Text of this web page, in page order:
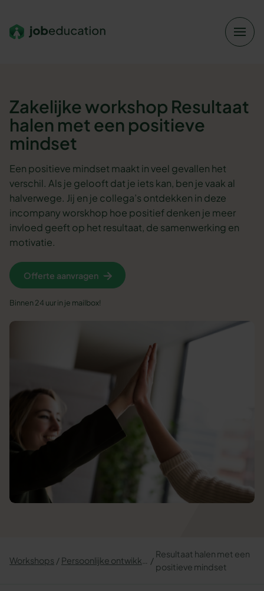
Zakelijke workshop Resultaat
halen met een positieve
mindset
Een positieve mindset maakt in veel gevallen het
verschil. Als je gelooft dat je iets kan, ben je vaak al
halverwege. Jij en je collega’s ontdekken in deze
incompany worskhop hoe positief denken je meer
invloed geeft op het resultaat, de samenwerking en
motivatie.
Offerte aanvragen
Binnen 24 uur in je mailbox!
Workshops
Resultaat halen met een
positieve mindset